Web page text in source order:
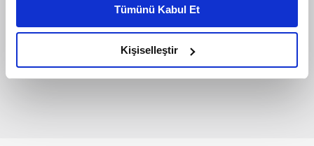
daha iyi reklam deneyimi yaşatabiliriz. Bunu yaparken
amacımızın size daha iyi bir reklam deneyimi sunmak
olduğunu ve sizlere en iyi içerikleri sunabilmek adına
elimizden gelen çabayı gösterdiğimizi ve bu noktada,
reklamların maliyetlerimizi karşılamak noktasında tek gelir
Tümünü Kabul Et
Kişiselleştir